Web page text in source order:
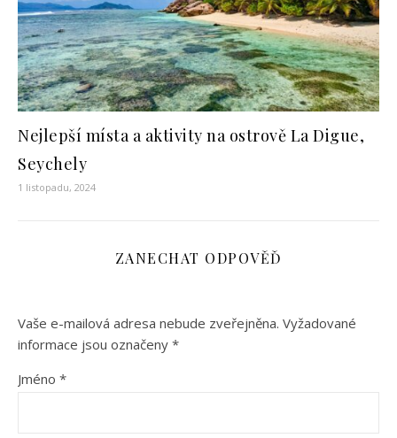
Nejlepší místa a aktivity na ostrově La Digue,
Seychely
1 listopadu, 2024
ZANECHAT ODPOVĚĎ
Vaše e-mailová adresa nebude zveřejněna. Vyžadované
informace jsou označeny *
Jméno *